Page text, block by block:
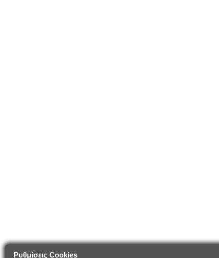
Ρυθμίσεις Cookies